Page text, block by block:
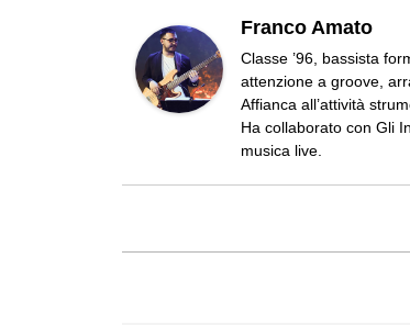
Franco Amato
Classe ’96, bassista
attenzione a groove,
Affianca all’attività
Ha collaborato con Gli
musica live.